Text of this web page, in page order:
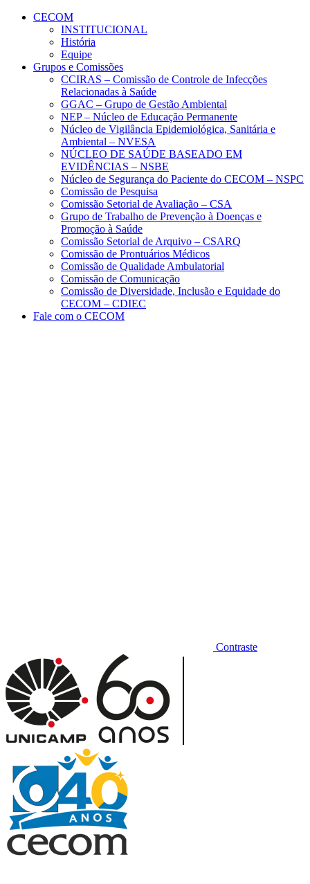
Conteúdo principal
CECOM
INSTITUCIONAL
História
Equipe
Grupos e Comissões
CCIRAS – Comissão de Controle de Infecções
Relacionadas à Saúde
GGAC – Grupo de Gestão Ambiental
NEP – Núcleo de Educação Permanente
Núcleo de Vigilância Epidemiológica, Sanitária e
Ambiental – NVESA
NÚCLEO DE SAÚDE BASEADO EM
EVIDÊNCIAS – NSBE
Núcleo de Segurança do Paciente do CECOM – NSPC
Comissão de Pesquisa
Comissão Setorial de Avaliação – CSA
Grupo de Trabalho de Prevenção à Doenças e
Promoção à Saúde
Comissão Setorial de Arquivo – CSARQ
Comissão de Prontuários Médicos
Comissão de Qualidade Ambulatorial
Comissão de Comunicação
Comissão de Diversidade, Inclusão e Equidade do
CECOM – CDIEC
Fale com o CECOM
Contraste